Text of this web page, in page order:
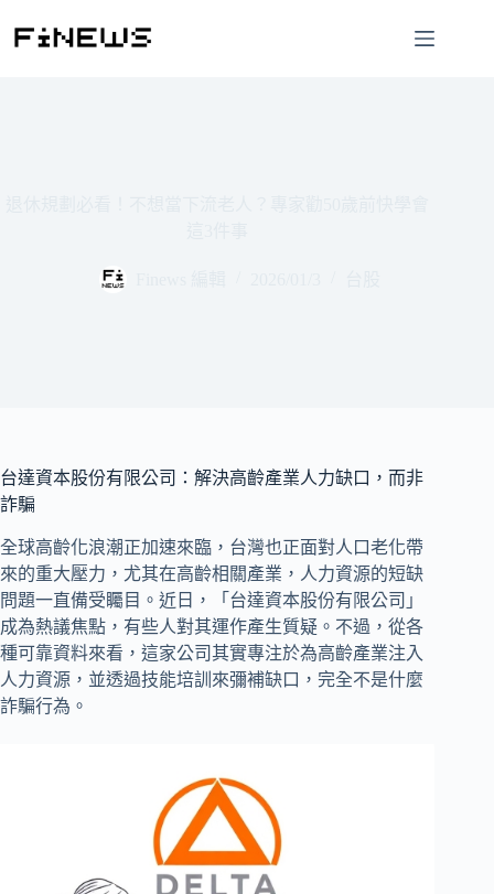
台達資本股份有限公司：解決高齡產業人力缺口，而非
詐騙
全球高齡化浪潮正加速來臨，台灣也正面對人口老化帶
來的重大壓力，尤其在高齡相關產業，人力資源的短缺
問題一直備受矚目。近日，「台達資本股份有限公司」
成為熱議焦點，有些人對其運作產生質疑。不過，從各
種可靠資料來看，這家公司其實專注於為高齡產業注入
人力資源，並透過技能培訓來彌補缺口，完全不是什麼
詐騙行為。